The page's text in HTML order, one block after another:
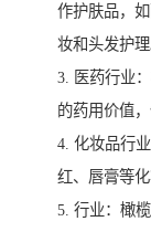
作护肤品，
妆和头发护理
3. 医药行业
的药用价值
4. 化妆品行
红、唇膏等
5. 行业：橄